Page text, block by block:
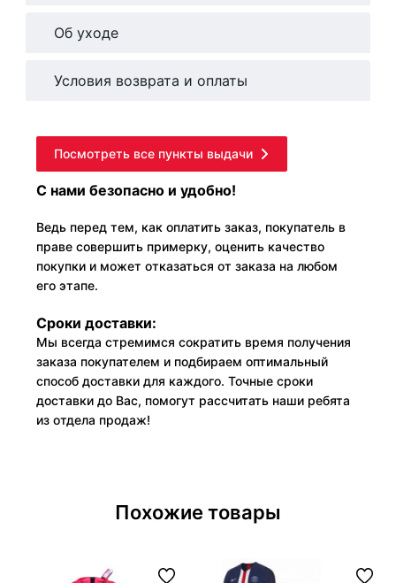
Об уходе
Условия возврата и оплаты
Посмотреть все пункты выдачи
С нами безопасно и удобно!
Ведь перед тем, как оплатить заказ, покупатель в
праве совершить примерку, оценить качество
покупки и может отказаться от заказа на любом
его этапе.
Сроки доставки:
Мы всегда стремимся сократить время получения
заказа покупателем и подбираем оптимальный
способ доставки для каждого. Точные сроки
доставки до Вас, помогут рассчитать наши ребята
из отдела продаж!
Похожие товары